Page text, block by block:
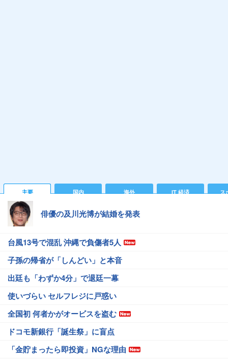
主要 国内 海外 IT 経済 ス
俳優の及川光博が結婚を発表
台風13号で混乱 沖縄で負傷者5人
子孫の帰省が「しんどい」と本音
出廷も「わずか4分」で退廷一幕
使いづらい セルフレジに戸惑い
全国初 何者かがオービスを盗む
ドコモ新銀行「誕生祭」に盲点
「金貯まったら即投資」NGな理由